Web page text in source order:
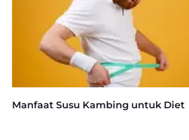
Manfaat Susu Kambing untuk Diet